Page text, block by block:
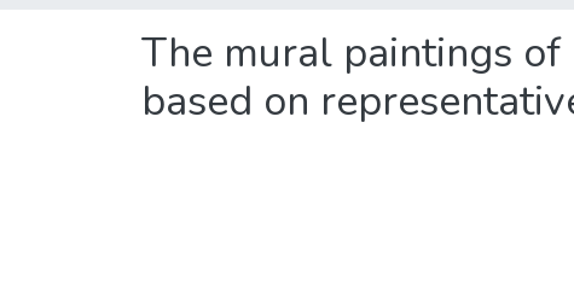
The mural paintings of
based on